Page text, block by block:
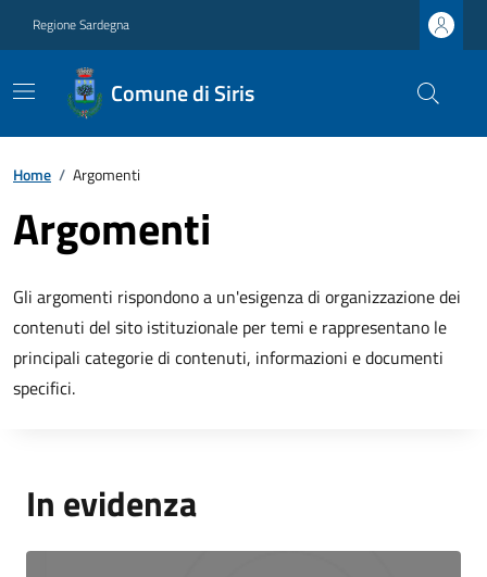
Regione Sardegna
Comune di Siris
Home / Argomenti
Argomenti
Gli argomenti rispondono a un'esigenza di organizzazione dei
contenuti del sito istituzionale per temi e rappresentano le
principali categorie di contenuti, informazioni e documenti
specifici.
In evidenza